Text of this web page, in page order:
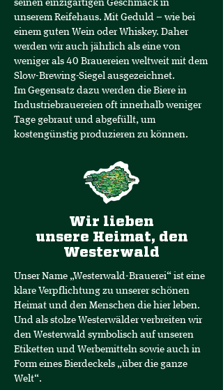
seinen einzigartigen Geschmack in
unserem Reifehaus. Mit Geduld – wie bei
einem guten Wein oder Whiskey. Daher
werden wir auch jährlich als eine von
weniger als 40 Brauereien weltweit mit dem
Slow-Brewing-Siegel ausgezeichnet.
Im Gegensatz dazu werden die Biere in
Industriebrauereien oft innerhalb weniger
Tage gebraut und abgefüllt, um
kostengünstig produzieren zu können.
Wir lieben
unsere Heimat, den
Westerwald
Unser Name „Westerwald-Brauerei“ ist eine
klare Verpflichtung zu unserer schönen
Heimat und den Menschen die hier leben.
Und als stolze Westerwälder verbreiten wir
den Westerwald symbolisch auf unseren
Etiketten und Werbemitteln sowie auch in
Form eines Bierdeckels „über die ganze
Welt“.